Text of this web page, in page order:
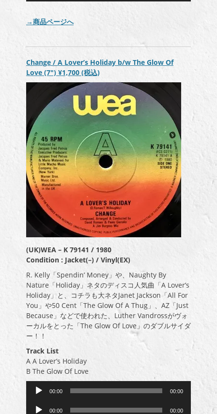
ー
ー
→商品ページへ
Change / A Lover’s Holiday b/w The Glow Of
Love (7″) ¥1,700 (税込)
(UK)WEA – K 79141 / 1980
Condition : Jacket(–) / Vinyl(EX)
R. Kelly「Spendin’ Money」や、Naughty By
Nature「Holiday」ネタのディスコ人気曲「A Lover’s
Holiday」と、コチラも大ネタJanet Jackson「All For
You」や50 Cent「The Glow Of A Thug」、AZ「Just
Because」などで使われた、Luther Vandrossがヴォ
ーカルをとった「The Glow Of Love」のダブルサイダ
ー！！
Track List
A A Lover’s Holiday
B The Glow Of Love
00:00 00:00
00:00 00:00